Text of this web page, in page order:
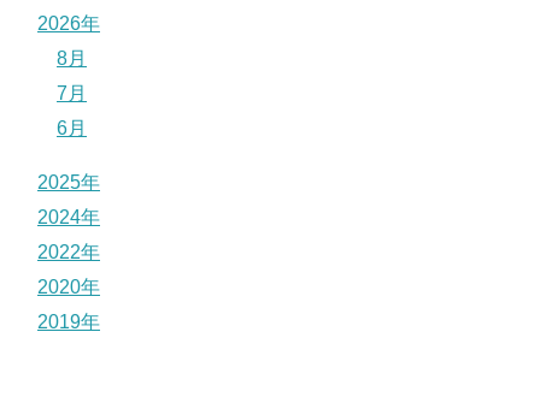
2026年
8月
7月
6月
2025年
2024年
2022年
2020年
2019年